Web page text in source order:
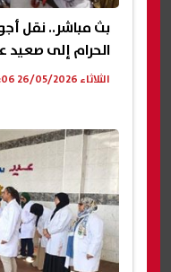
بث مباشر.. نقل
الحرام إلى صعيد
الثلاثاء 26/05/2026 05:06 م